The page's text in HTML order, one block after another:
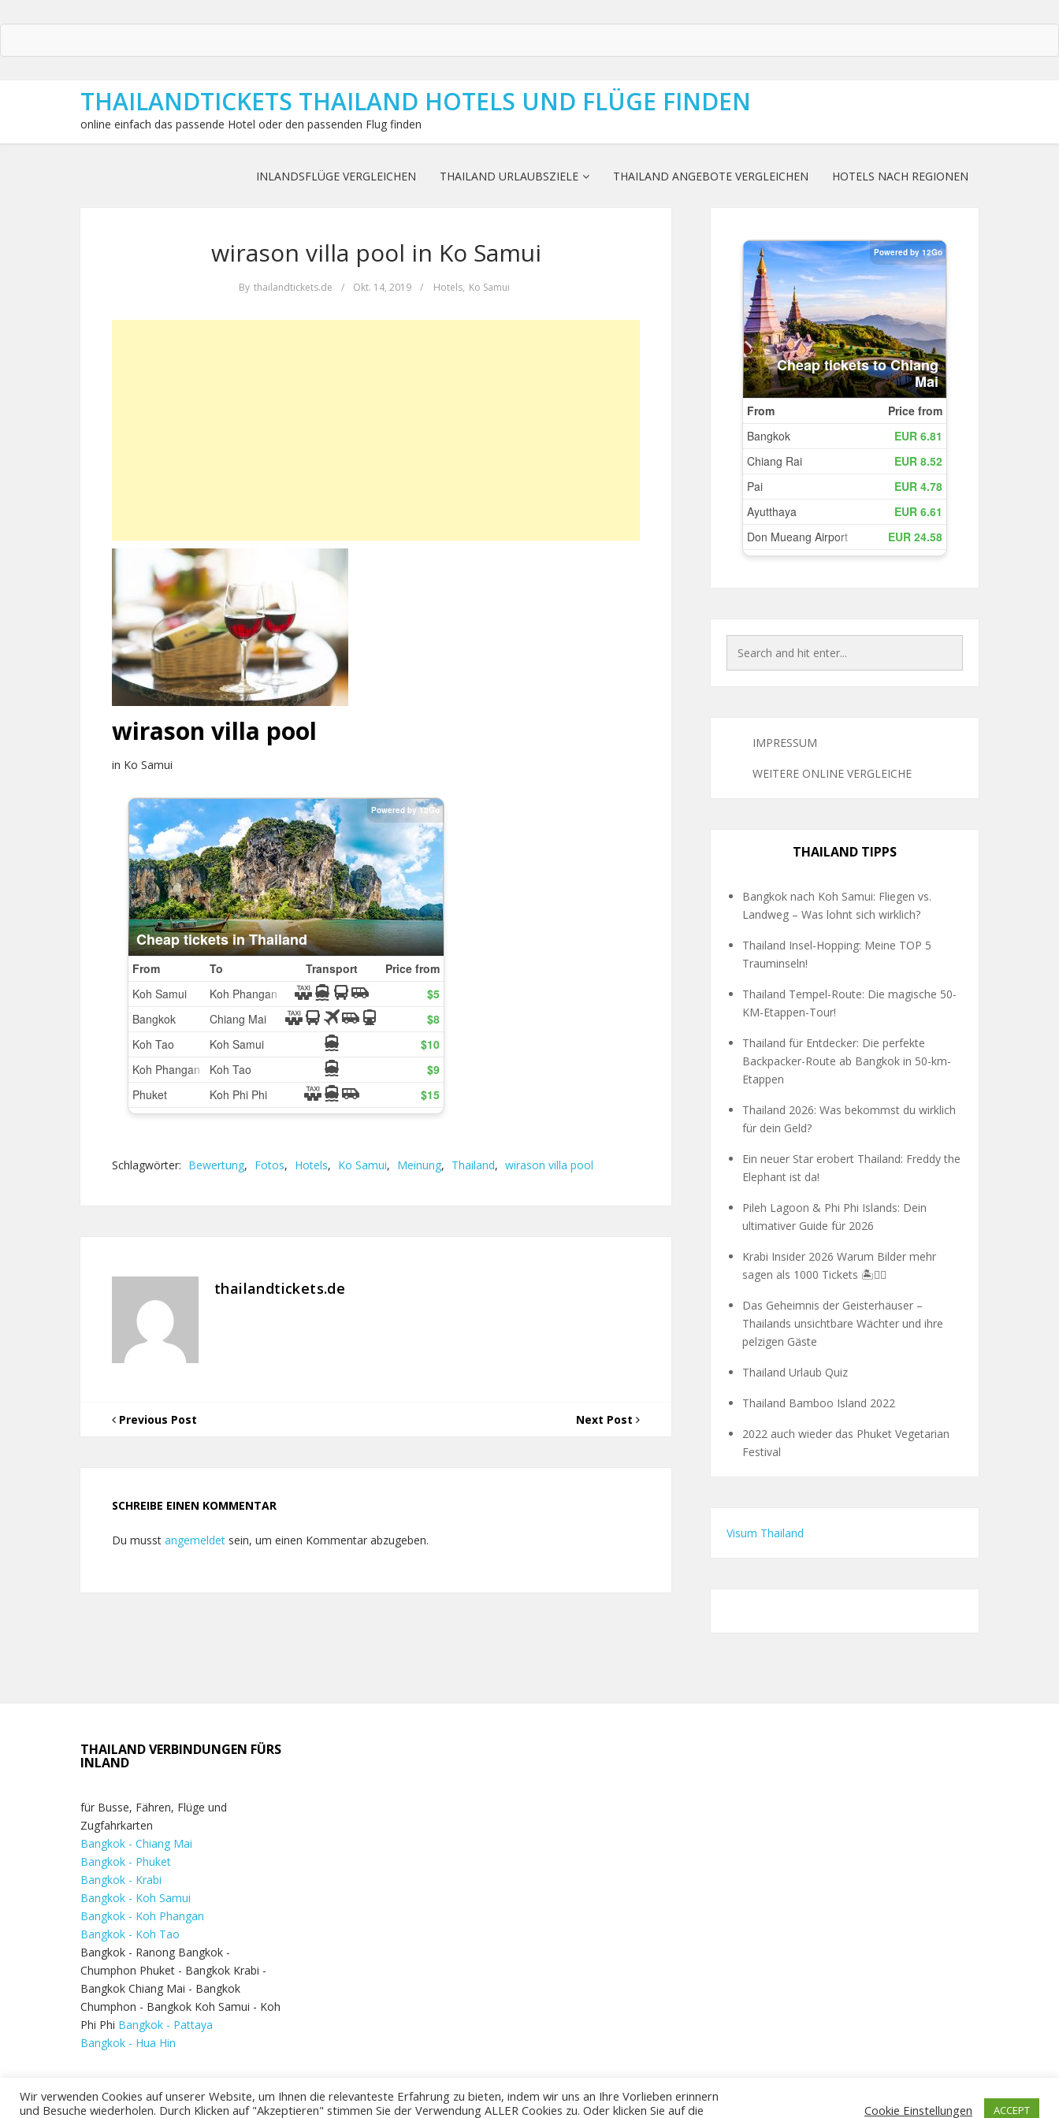
THAILANDTICKETS THAILAND HOTELS UND FLÜGE FINDEN
online einfach das passende Hotel oder den passenden Flug finden
INLANDSFLÜGE VERGLEICHEN THAILAND URLAUBSZIELE THAILAND ANGEBOTE VERGLEICHEN HOTELS NACH REGIONEN
wirason villa pool in Ko Samui
By thailandtickets.de / Okt. 14, 2019 / Hotels, Ko Samui
wirason villa pool
in Ko Samui
Schlagwörter: Bewertung, Fotos, Hotels, Ko Samui, Meinung, Thailand, wirason villa pool
thailandtickets.de
Previous Post Next Post
SCHREIBE EINEN KOMMENTAR
Du musst angemeldet sein, um einen Kommentar abzugeben.
IMPRESSUM
WEITERE ONLINE VERGLEICHE
THAILAND TIPPS
Bangkok nach Koh Samui: Fliegen vs.
Landweg – Was lohnt sich wirklich?
Thailand Insel-Hopping: Meine TOP 5
Trauminseln!
Thailand Tempel-Route: Die magische 50-
KM-Etappen-Tour!
Thailand für Entdecker: Die perfekte
Backpacker-Route ab Bangkok in 50-km-
Etappen
Thailand 2026: Was bekommst du wirklich
für dein Geld?
Ein neuer Star erobert Thailand: Freddy the
Elephant ist da!
Pileh Lagoon & Phi Phi Islands: Dein
ultimativer Guide für 2026
Krabi Insider 2026 Warum Bilder mehr
sagen als 1000 Tickets 🏝️🧗‍♂️
Das Geheimnis der Geisterhäuser –
Thailands unsichtbare Wächter und ihre
pelzigen Gäste
Thailand Urlaub Quiz
Thailand Bamboo Island 2022
2022 auch wieder das Phuket Vegetarian
Festival
Visum Thailand
THAILAND VERBINDUNGEN FÜRS
INLAND
für Busse, Fähren, Flüge und
Zugfahrkarten
Bangkok - Chiang Mai
Bangkok - Phuket
Bangkok - Krabi
Bangkok - Koh Samui
Bangkok - Koh Phangan
Bangkok - Koh Tao
Bangkok - Ranong Bangkok -
Chumphon Phuket - Bangkok Krabi -
Bangkok Chiang Mai - Bangkok
Chumphon - Bangkok Koh Samui - Koh
Phi Phi Bangkok - Pattaya
Bangkok - Hua Hin
Wir verwenden Cookies auf unserer Website, um Ihnen die relevanteste Erfahrung zu bieten, indem wir uns an Ihre Vorlieben erinnern
und Besuche wiederholen. Durch Klicken auf "Akzeptieren" stimmen Sie der Verwendung ALLER Cookies zu. Oder klicken Sie auf die
Cookie Einstellungen ACCEPT